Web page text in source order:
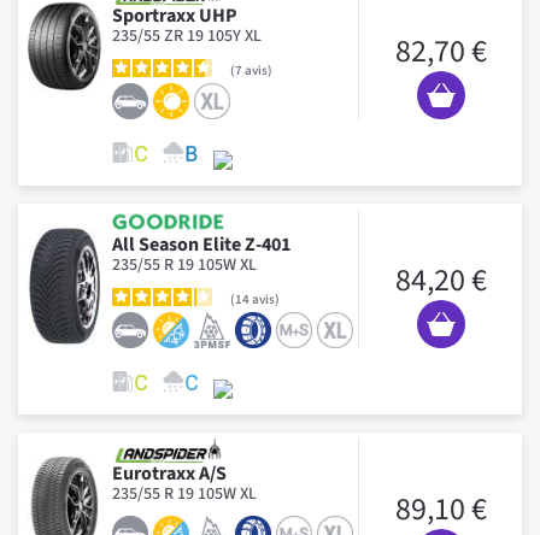
Sportraxx UHP
235/55 ZR 19 105Y XL
7 avis 82,70 €
All Season Elite Z-401
235/55 R 19 105W XL
14avis 84,20 €
Eurotraxx A/S
235/55 R 19 105W XL 89,10 €